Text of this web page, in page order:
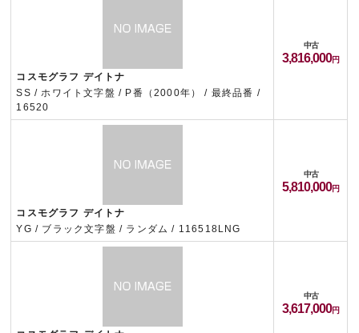
コスモグラフ デイトナ
SS / ホワイト文字盤 / P番（2000年） / 最終品番 /
16520
中古
3,816,000
コスモグラフ デイトナ
YG / ブラック文字盤 / ランダム / 116518LNG
中古
5,810,000
中古
3,617,000